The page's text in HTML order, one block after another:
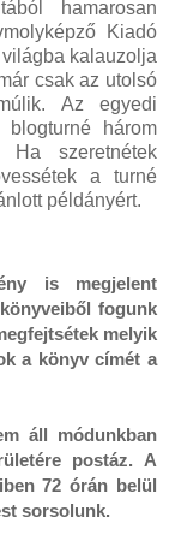
hamarosan
Kiadó
kalauzolja
csak az utolsó
Az egyedi
három
szeretnétek
a turné
példányért.
is megjelent
fogunk
melyik
a könyv címét a
áll módunkban
postáz. A
72 órán belül
sorsolunk.